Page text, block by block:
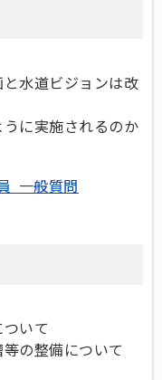
と水道ビジョンは改
うに実施されるのか
一般質問
いて
等の整備について